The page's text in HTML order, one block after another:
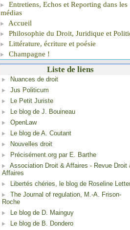
Entretiens, Echos et Reporting dans les
médias
Accueil
Philosophie du Droit, Juridique et
Littérature, écriture et poésie
Champagne !
Liste de liens
Nuances de droit
Jus Politicum
Le Petit Juriste
Le blog de J. Bouineau
OpenLaw
Le blog de A. Coutant
Nouvelles droit
Précisément.org par E. Barthe
Association Droit & Affaires - Revue Droit
Affaires
Libertés chéries, le blog de Roseline
The Journal of regulation, M.-A. Frison-
Roche
Le blog de D. Mainguy
Le blog de B. Dondero